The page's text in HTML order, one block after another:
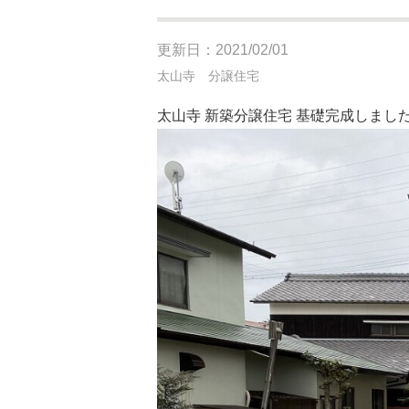
更新日：2021/02/01
太山寺 分譲住宅
太山寺 新築分譲住宅 基礎完成しまし